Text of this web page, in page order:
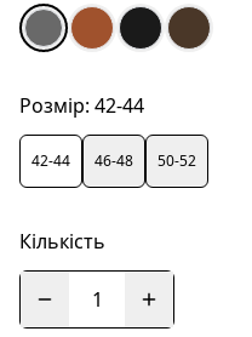
Розмір: 42-44
42-44 46-48 50-52
Кількість
1